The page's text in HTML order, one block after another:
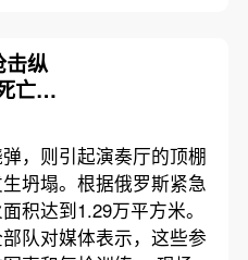
击纵
亡逾
，则引起演奏厅的顶棚
坍塌。根据俄罗斯紧急
积达到1.29万平方米。
队对媒体表示，这些参